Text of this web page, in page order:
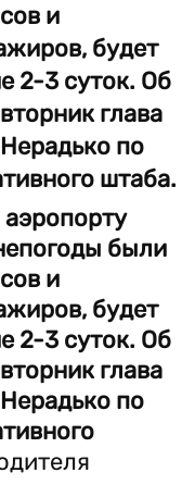
и
будет
2-3 суток. Об
глава
по
штаба.
были
и
будет
2-3 суток. Об
глава
по